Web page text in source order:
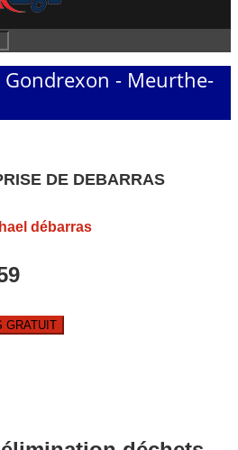
- Meurthe-
DE DEBARRAS
débarras
GRATUIT